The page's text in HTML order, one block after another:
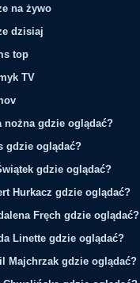
na żywo
dzisiaj
top
TV
nożna gdzie oglądać?
gdzie oglądać?
gdzie oglądać?
Hurkacz gdzie oglądać?
Fręch gdzie oglądać?
Linette gdzie oglądać?
Majchrzak gdzie oglądać?